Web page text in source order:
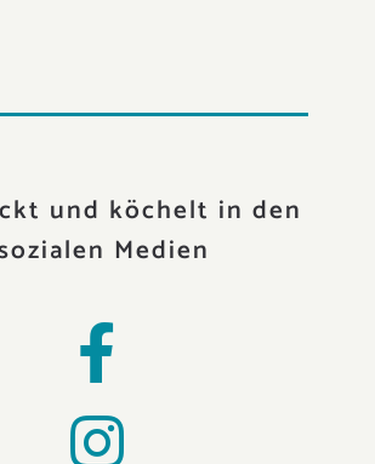
und köchelt in den
Medien